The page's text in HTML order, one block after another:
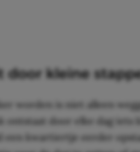
door kleine
worden is niet alleen
ontstaat door elke dag iets
een kwartiertje eerder